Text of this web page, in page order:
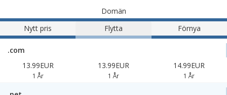
Domän
Nytt pris
Flytta Förnya
.com
13.99EUR
1 År
13.99EUR
1 År
14.99EUR
1 År